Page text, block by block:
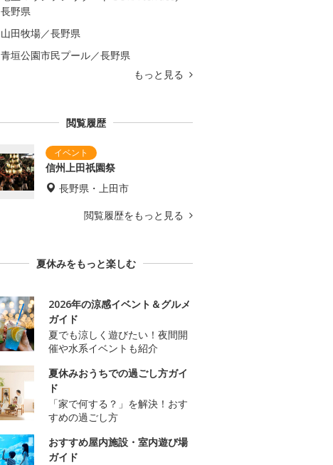
長野県
山田牧場／長野県
青垣公園市民プール／長野県
もっと見る
閲覧履歴
信州上田祇園祭
長野県・上田市
閲覧履歴をもっと見る
夏休みをもっと楽しむ
2026年の涼感イベント＆グルメ
ガイド
夏でも涼しく遊びたい！夜間開
催や水系イベントも紹介
夏休みおうちでの過ごし方ガイ
ド
「家で何する？」を解決！おす
すめの過ごし方
おすすめ屋内施設・室内遊び場
ガイド